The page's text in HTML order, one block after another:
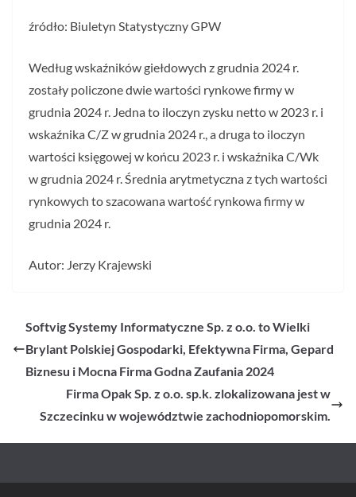
źródło: Biuletyn Statystyczny GPW
Według wskaźników giełdowych z grudnia 2024 r.
zostały policzone dwie wartości rynkowe firmy w
grudnia 2024 r. Jedna to iloczyn zysku netto w 2023 r. i
wskaźnika C/Z w grudnia 2024 r., a druga to iloczyn
wartości księgowej w końcu 2023 r. i wskaźnika C/Wk
w grudnia 2024 r. Średnia arytmetyczna z tych wartości
rynkowych to szacowana wartość rynkowa firmy w
grudnia 2024 r.
Autor: Jerzy Krajewski
Softvig Systemy Informatyczne Sp. z o.o. to Wielki
Brylant Polskiej Gospodarki, Efektywna Firma, Gepard
Biznesu i Mocna Firma Godna Zaufania 2024
Firma Opak Sp. z o.o. sp.k. zlokalizowana jest w
Szczecinku w województwie zachodniopomorskim.